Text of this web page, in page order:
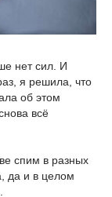
нет сил. И
я решила, что
об этом
всё
спим в разных
да и в целом